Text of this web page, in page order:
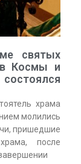
святых
Космы и
храма
молились
пришедшие
после